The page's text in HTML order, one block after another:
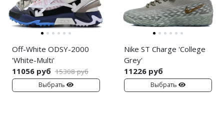
Off-White ODSY-2000
'White-Multi'
11056 руб 15308 руб
Выбрать
Nike ST Charge 'College
Grey'
11226 руб
Выбрать